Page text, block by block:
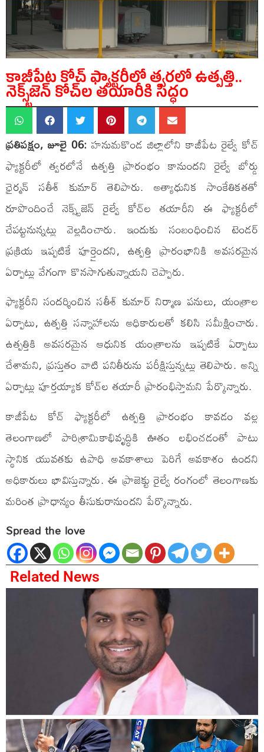
కాజీపేట కోచ్ ఫ్యాక్టరీలో త్వరలో ఉత్పత్తి..
నెక్స్ట్‌జెన్ కోచ్‌ల తయారీకి సిద్ధం
ప్రతిపక్షం, జూలై 06: హనుమకొండ జిల్లాలోని కాజీపేట రైల్వే కోచ్
ఫ్యాక్టరీలో త్వరలోనే ఉత్పత్తి ప్రారంభం కానుందని రైల్వే బోర్డు
ఛైర్మన్ సతీశ్ కుమార్ తెలిపారు. అత్యాధునిక సాంకేతికతతో
రూపొందించే నెక్స్ట్‌జెన్ రైల్వే కోచ్‌ల తయారీని ఈ ఫ్యాక్టరీలో
చేపట్టనున్నట్లు వెల్లడించారు. ఇందుకు సంబంధించిన టెండర్
ప్రక్రియ ఇప్పటికే పూర్తైందని, ఉత్పత్తి ప్రారంభానికి అవసరమైన
ఏర్పాట్లు వేగంగా కొనసాగుతున్నాయని చెప్పారు.
ఫ్యాక్టరీని సందర్శించిన సతీశ్ కుమార్ నిర్మాణ పనులు, యంత్రాల
ఏర్పాటు, ఉత్పత్తి సన్నాహాలను అధికారులతో కలిసి సమీక్షించారు.
ఉత్పత్తికి అవసరమైన ఆధునిక యంత్రాలను ఇప్పటికే ఏర్పాటు
చేశామని, ప్రస్తుతం వాటి పనితీరును పరీక్షిస్తున్నట్లు తెలిపారు. అన్ని
ఏర్పాట్లు పూర్తయ్యాక కోచ్‌ల తయారీ ప్రారంభిస్తామని పేర్కొన్నారు.
కాజీపేట కోచ్ ఫ్యాక్టరీలో ఉత్పత్తి ప్రారంభం కావడం వల్ల
తెలంగాణలో పారిశ్రామికాభివృద్ధికి ఊతం లభించడంతో పాటు
స్థానిక యువతకు ఉపాధి అవకాశాలు పెరిగే అవకాశం ఉందని
అధికారులు భావిస్తున్నారు. ఈ ప్రాజెక్టు రైల్వే రంగంలో తెలంగాణకు
మరింత ప్రాధాన్యం తీసుకురానుందని పేర్కొన్నారు.
Spread the love
Related News